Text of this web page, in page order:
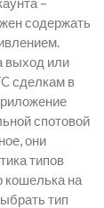
содержать
выход или
сделкам в
спотовой
они
типов
кошелька на
тип